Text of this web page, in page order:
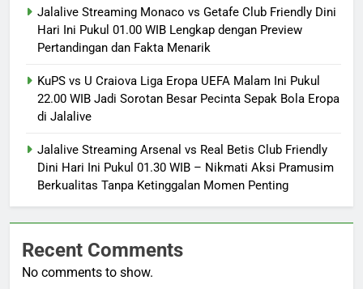
Jalalive Streaming Monaco vs Getafe Club Friendly Dini
Hari Ini Pukul 01.00 WIB Lengkap dengan Preview
Pertandingan dan Fakta Menarik
KuPS vs U Craiova Liga Eropa UEFA Malam Ini Pukul
22.00 WIB Jadi Sorotan Besar Pecinta Sepak Bola Eropa
di Jalalive
Jalalive Streaming Arsenal vs Real Betis Club Friendly
Dini Hari Ini Pukul 01.30 WIB – Nikmati Aksi Pramusim
Berkualitas Tanpa Ketinggalan Momen Penting
Recent Comments
No comments to show.